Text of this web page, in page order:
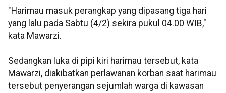
"Harimau masuk perangkap yang dipasang tiga hari
yang lalu pada Sabtu (4/2) sekira pukul 04.00 WIB,"
kata Mawarzi.
Sedangkan luka di pipi kiri harimau tersebut, kata
Mawarzi, diakibatkan perlawanan korban saat harimau
tersebut penyerangan sejumlah warga di kawasan